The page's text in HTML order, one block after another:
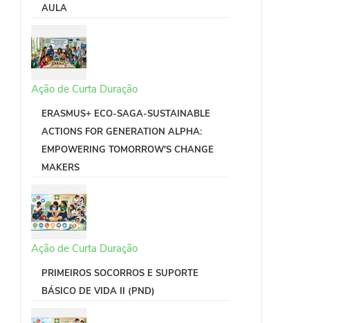
AULA
Ação de Curta Duração
ERASMUS+ ECO-SAGA-SUSTAINABLE
ACTIONS FOR GENERATION ALPHA:
EMPOWERING TOMORROW'S CHANGE
MAKERS
Ação de Curta Duração
PRIMEIROS SOCORROS E SUPORTE
BÁSICO DE VIDA II (PND)